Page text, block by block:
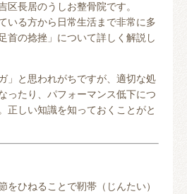
区長居のうしお整骨院です。
いる方から日常生活まで非常に多
首の捻挫」について詳しく解説し
」と思われがちですが、適切な処
ったり、パフォーマンス低下につ
正しい知識を知っておくことがと
をひねることで靭帯（じんたい）